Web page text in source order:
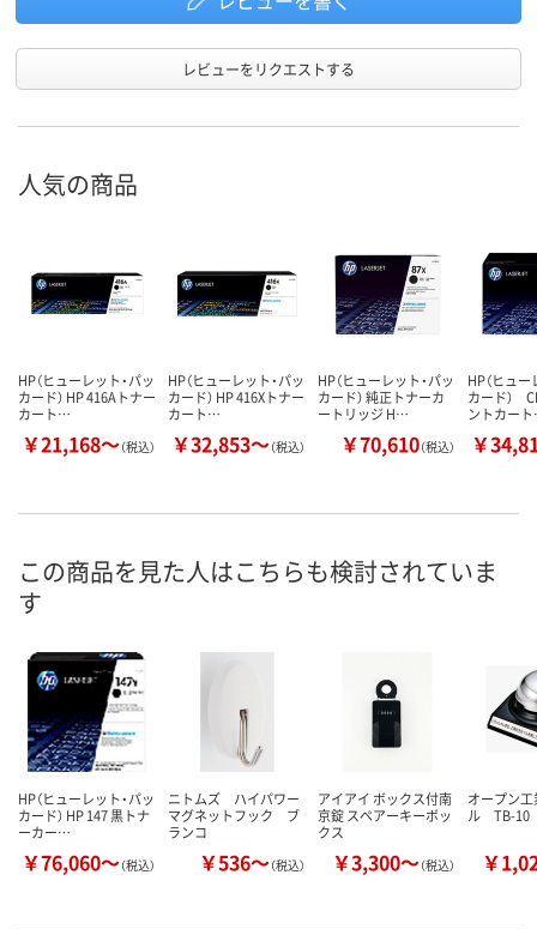
レビューをリクエストする
人気の商品
HP（ヒューレット・パッ
カード） HP 416Aトナー
カート…
￥21,168～（税込）
HP（ヒューレット・パッ
カード） HP 416Xトナー
カート…
￥32,853～（税込）
HP（ヒューレット・パッ
カード） 純正トナーカ
ートリッジ H…
￥70,610（税込）
HP（ヒュ
カード）
ントカー
￥
この商品を見た人はこちらも検討されていま
す
HP（ヒューレット・パッ
カード） HP 147 黒トナ
ーカー…
￥76,060～（税込）
ニトムズ ハイパワー
マグネットフック ブ
ランコ
￥536～（税込）
アイアイ ボックス付南
京錠 スペアーキーボッ
クス
￥3,300～（税込）
オープン
ル TB-10
￥